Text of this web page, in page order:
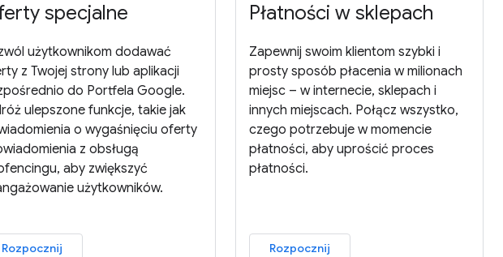
specjalne
użytkownikom dodawać
z Twojej strony lub aplikacji
do Portfela Google.
ulepszone funkcje, takie jak
o wygaśnięciu oferty
z obsługą
aby zwiększyć
użytkowników.
Rozpocznij
Płatności w sklepach
Zapewnij swoim klientom szybki i
prosty sposób płacenia w milionach
miejsc – w internecie, sklepach i
innych miejscach. Połącz wszystko,
czego potrzebuje w momencie
płatności, aby uprościć proces
płatności.
Rozpocznij